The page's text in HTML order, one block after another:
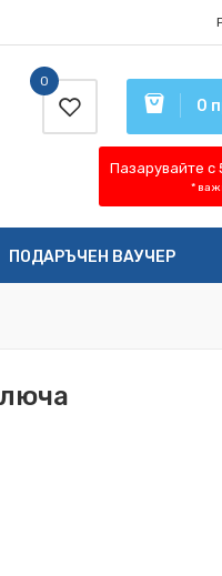
0
0
Пазарувайте с
*
ПОДАРЪЧЕН ВАУЧЕР